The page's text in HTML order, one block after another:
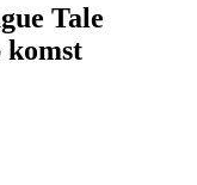
Tale
komst